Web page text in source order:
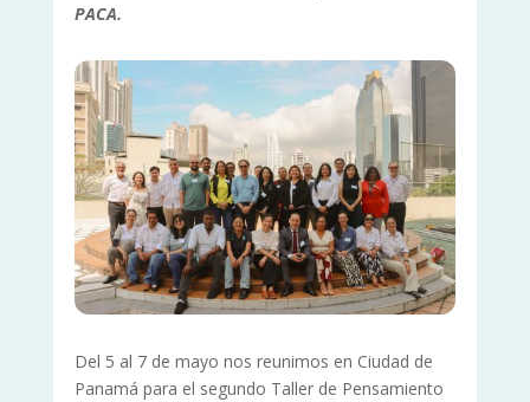
PACA.
Del 5 al 7 de mayo nos reunimos en Ciudad de
Panamá para el segundo Taller de Pensamiento